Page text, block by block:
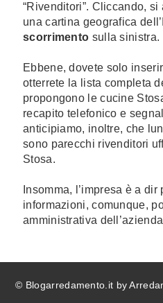
“Rivenditori”. Cliccando, si
una cartina geografica
scorrimento sulla sinistra.
Ebbene, dovete solo
otterrete la lista completa
propongono le cucine
recapito telefonico e
anticipiamo, inoltre, che
sono parecchi rivenditori
Stosa.
Insomma, l’impresa è a
informazioni, comunque,
amministrativa
© Blogarredamento.it by